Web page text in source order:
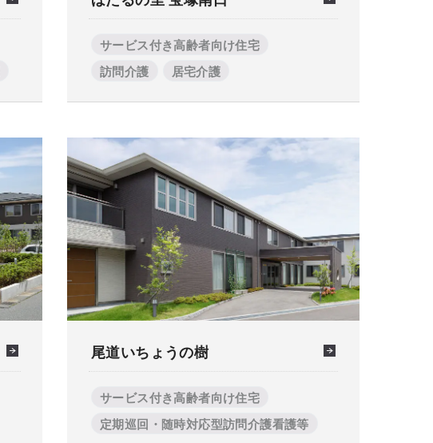
サービス付き高齢者向け住宅
訪問介護
居宅介護
尾道いちょうの樹
サービス付き高齢者向け住宅
定期巡回・随時対応型訪問介護看護等